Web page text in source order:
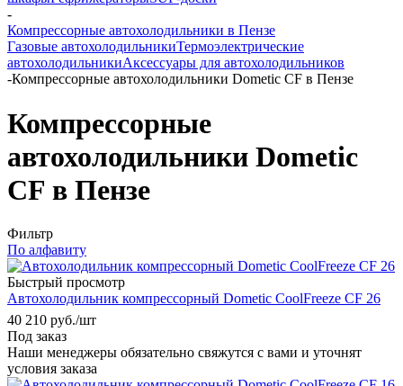
-
Компрессорные автохолодильники в Пензе
Газовые автохолодильникиТермоэлектрические
автохолодильникиАксессуары для автохолодильников
-Компрессорные автохолодильники Dometic CF в Пензе
Компрессорные
автохолодильники Dometic
CF в Пензе
Фильтр
По алфавиту
Быстрый просмотр
Автохолодильник компрессорный Dometic CoolFreeze CF 26
40 210 руб./шт
Под заказ
Наши менеджеры обязательно свяжутся с вами и уточнят
условия заказа